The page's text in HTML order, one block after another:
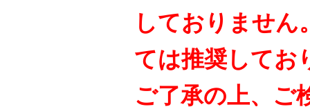
しておりません
ては推奨してお
ご了承の上、ご